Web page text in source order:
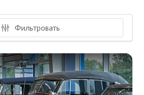
Фильтровать